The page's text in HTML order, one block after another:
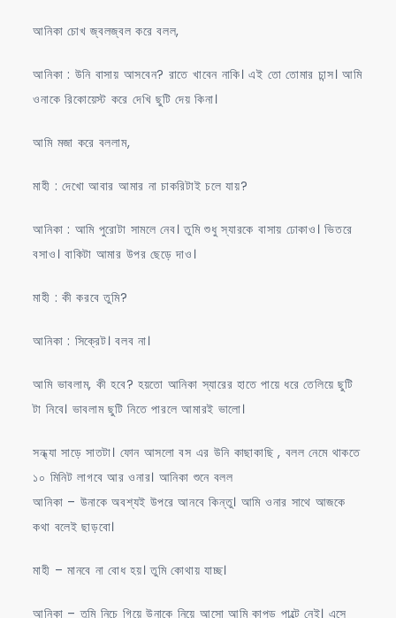
আনিকা চোখ জ্বলজ্বল করে বলল,
আনিকা : উনি বাসায় আসবেন? রাতে খাবেন নাকি। এই তো তোমার চান্স। আমি
ওনাকে রিকোয়েস্ট করে দেখি ছুটি দেয় কিনা।
আমি মজা করে বললাম,
মাহী : দেখো আবার আমার না চাকরিটাই চলে যায়?
আনিকা : আমি পুরোটা সামলে নেব। তুমি শুধু স্যারকে বাসায় ঢোকাও। ভিতরে
বসাও। বাকিটা আমার উপর ছেড়ে দাও।
মাহী : কী করবে তুমি?
আনিকা : সিক্রেট। বলব না।
আমি ভাবলাম, কী হবে? হয়তো আনিকা স্যারের হাতে পায়ে ধরে তেলিয়ে ছুটি
টা নিবে। ভাবলাম ছুটি নিতে পারলে আমারই ভালো।
সন্ধ্যা সাড়ে সাতটা। ফোন আসলো বস এর উনি কাছাকাছি , বলল নেমে থাকতে
১০ মিনিট লাগবে আর ওনার। আনিকা শুনে বলল
আনিকা – উনাকে অবশ্যই উপরে আনবে কিন্তু। আমি ওনার সাথে আজকে
কথা বলেই ছাড়বো।
মাহী – মানবে না বোধ হয়। তুমি কোথায় যাচ্ছ।
আনিকা – তুমি নিচে গিয়ে উনাকে নিয়ে আসো আমি কাপড় পাল্টে নেই। এসে